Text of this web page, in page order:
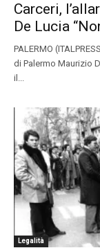
Carceri,
De Lucia
PALERMO
di Palermo Maurizio
il...
Legalità